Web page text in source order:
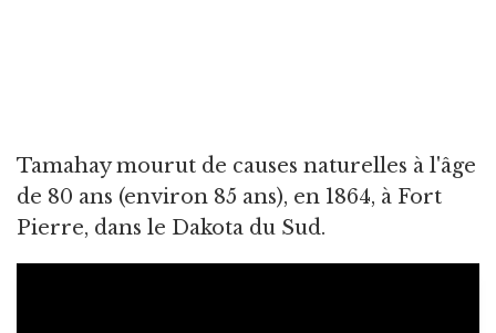
Tamahay mourut de causes naturelles à l'âge
de 80 ans (environ 85 ans), en 1864, à Fort
Pierre, dans le Dakota du Sud.